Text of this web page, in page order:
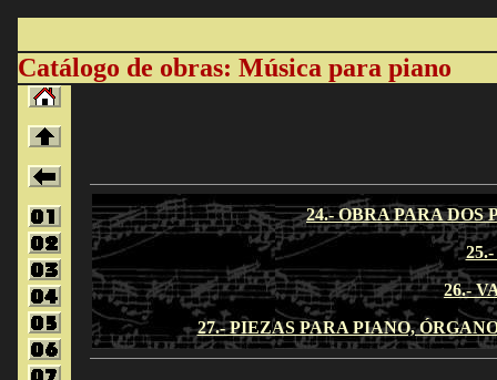
Catálogo de obras: Música para piano
24.- OBRA PARA DOS
26.-
27.- PIEZAS PARA PIANO,